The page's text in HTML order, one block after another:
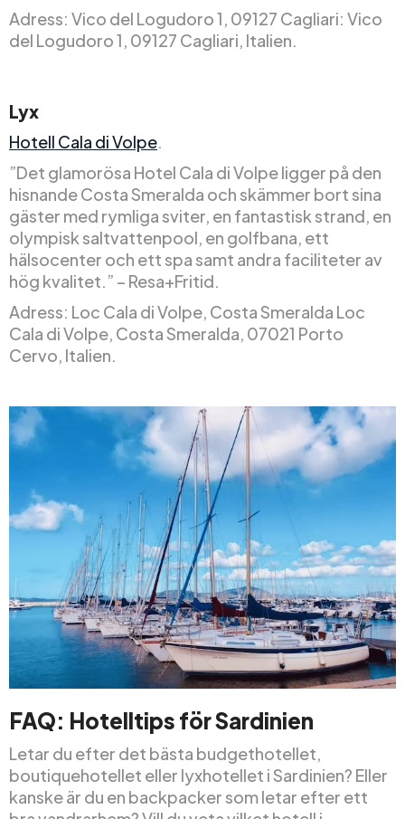
Adress: Vico del Logudoro 1, 09127 Cagliari: Vico
del Logudoro 1, 09127 Cagliari, Italien.
Lyx
Hotell Cala di Volpe.
”Det glamorösa Hotel Cala di Volpe ligger på den
hisnande Costa Smeralda och skämmer bort sina
gäster med rymliga sviter, en fantastisk strand, en
olympisk saltvattenpool, en golfbana, ett
hälsocenter och ett spa samt andra faciliteter av
hög kvalitet.” – Resa+Fritid.
Adress: Loc Cala di Volpe, Costa Smeralda Loc
Cala di Volpe, Costa Smeralda, 07021 Porto
Cervo, Italien.
FAQ: Hotelltips för Sardinien
Letar du efter det bästa budgethotellet,
boutiquehotellet eller lyxhotellet i Sardinien? Eller
kanske är du en backpacker som letar efter ett